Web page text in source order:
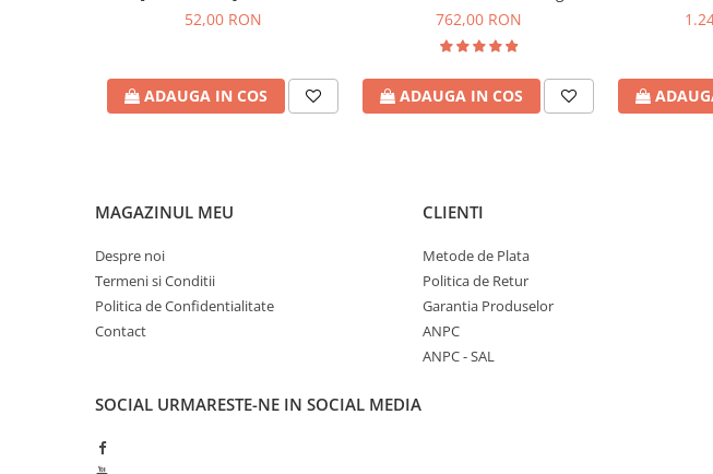
Unghi
90° grade
220 x 220 x 90 mm
greutate
8,7 kg
52,00 RON
ADAUGA IN COS
762,00 RON
ADAUGA IN COS
MAGAZINUL MEU
Despre noi
Termeni si Conditii
Politica de Confidentialitate
Contact
CLIENTI
Metode de Plata
Politica de Retur
Garantia Produselor
ANPC
ANPC - SAL
SOCIAL URMARESTE-NE IN SOCIAL MEDIA